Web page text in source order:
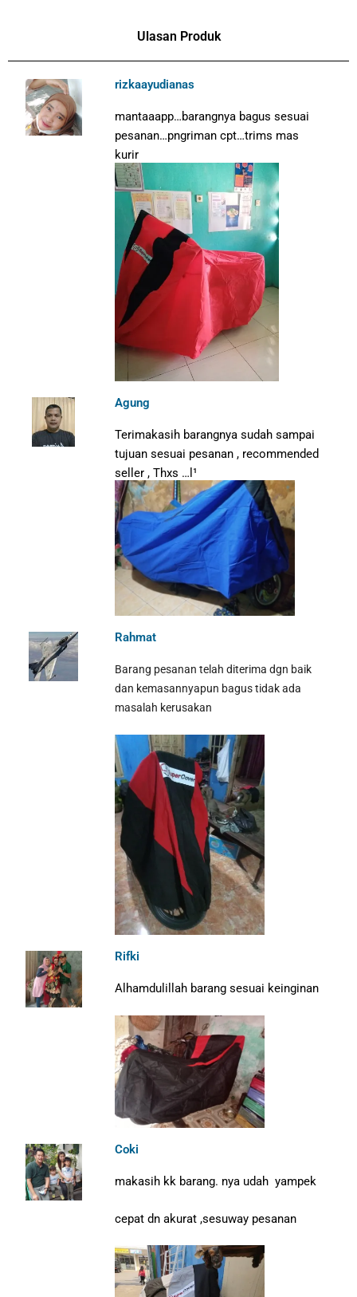
Ulasan Produk
rizkaayudianas
mantaaapp…barangnya bagus sesuai
pesanan…pngriman cpt…trims mas
kurir
Agung
Terimakasih barangnya sudah sampai
tujuan sesuai pesanan , recommended
seller , Thxs …l¹
Rahmat
Barang pesanan telah diterima dgn baik
dan kemasannyapun bagus tidak ada
masalah kerusakan
Rifki
Alhamdulillah barang sesuai keinginan
Coki
makasih kk barang. nya udah yampek
cepat dn akurat ,sesuway pesanan